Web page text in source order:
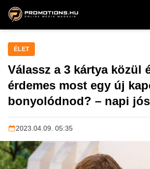
ZENE, FILM & KULT
ÉLET
Válassz a 3 kártya közül
érdemes most egy új
bonyolódnod? – napi
2023.04.09. 05:35